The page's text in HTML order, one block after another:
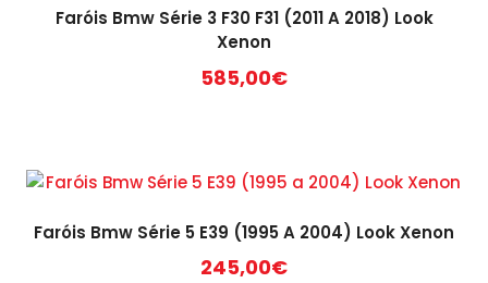
Faróis Bmw Série 3 F30 F31 (2011 A 2018) Look
Xenon
585,00€
Faróis Bmw Série 5 E39 (1995 A 2004) Look Xenon
245,00€